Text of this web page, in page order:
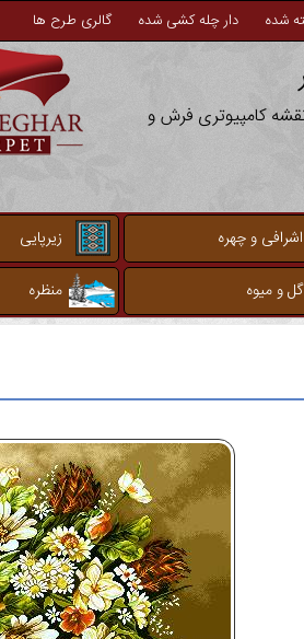
شده دار چله کشی شده گالری طرح ها
کامپیوتری فرش و
اشرافی و چهره زیرپایی
گل و میوه منظره